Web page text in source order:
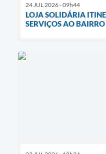
24 JUL 2026 - 09h44
LOJA SOLIDÁRIA
SERVIÇOS AO